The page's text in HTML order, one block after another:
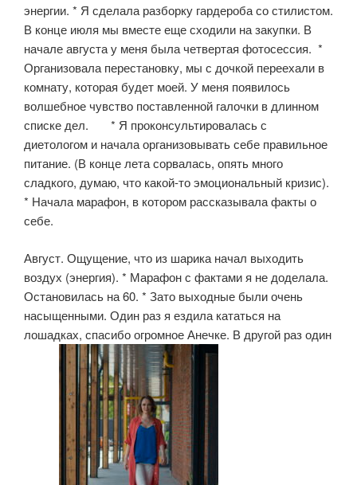
энергии. * Я сделала разборку гардероба со стилистом.
В конце июля мы вместе еще сходили на закупки. В
начале августа у меня была четвертая фотосессия. *
Организовала перестановку, мы с дочкой переехали в
комнату, которая будет моей. У меня появилось
волшебное чувство поставленной галочки в длинном
списке дел. * Я проконсультировалась с
диетологом и начала организовывать себе правильное
питание. (В конце лета сорвалась, опять много
сладкого, думаю, что какой-то эмоциональный кризис).
* Начала марафон, в котором рассказывала факты о
себе.
Август. Ощущение, что из шарика начал выходить
воздух (энергия). * Марафон с фактами я не доделала.
Остановилась на 60. * Зато выходные были очень
насыщенными. Один раз я ездила кататься на
лошадках, спасибо огромное Анечке. В другой раз один